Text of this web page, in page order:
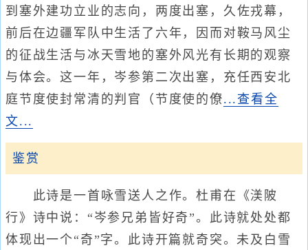
到塞外建功立业的志向，两度出塞，久佐戎幕，
前后在边疆军队中生活了六年，因而对鞍马风尘
的征战生活与冰天雪地的塞外风光有长期的观察
与体会。这一年，岑参第二次出塞，充任西安北
庭节度使封常清的判官（节度使的僚...查看全
文...
鉴赏
此诗是一首咏雪送人之作。杜甫在《渼陂
行》诗中说：“岑参兄弟皆好奇”。此诗就处处都
体现出一个“奇”字。此诗开篇就奇突。未及白雪